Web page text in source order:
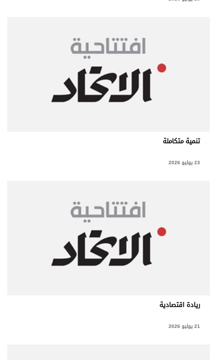
تنمية متكاملة
23 يوليو 2026
ريادة اقتصادية
21 يوليو 2026